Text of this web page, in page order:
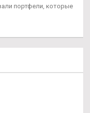
портфели, которые